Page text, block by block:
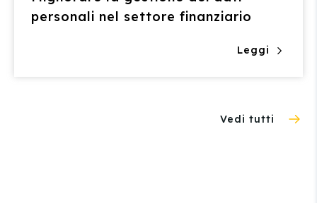
personali nel settore finanziario
Leggi
Vedi tutti